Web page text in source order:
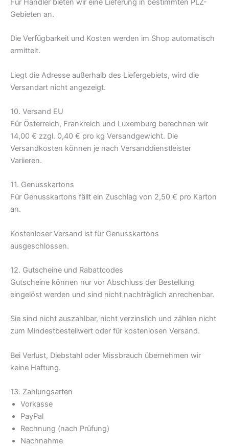
Für Händler bieten wir eine Lieferung in bestimmten PLZ-
Gebieten an.
Die Verfügbarkeit und Kosten werden im Shop automatisch
ermittelt.
Liegt die Adresse außerhalb des Liefergebiets, wird die
Versandart nicht angezeigt.
10. Versand EU
Für Österreich, Frankreich und Luxemburg berechnen wir
14,00 € zzgl. 0,40 € pro kg Versandgewicht. Die
Versandkosten können je nach Versanddienstleister
Variieren.
11. Genusskartons
Für Genusskartons fällt ein Zuschlag von 2,50 € pro Karton
an.
Kostenloser Versand ist für Genusskartons
ausgeschlossen.
12. Gutscheine und Rabattcodes
Gutscheine können nur vor Abschluss der Bestellung
eingelöst werden und sind nicht nachträglich anrechenbar.
Sie sind nicht auszahlbar, nicht verzinslich und zählen nicht
zum Mindestbestellwert oder für kostenlosen Versand.
Bei Verlust, Diebstahl oder Missbrauch übernehmen wir
keine Haftung.
13. Zahlungsarten
Vorkasse
PayPal
Rechnung (nach Prüfung)
Nachnahme